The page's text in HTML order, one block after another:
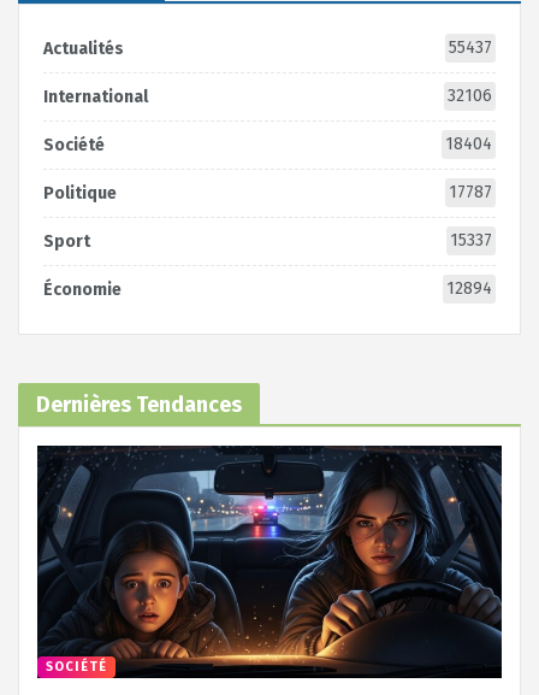
Actualités 55437
International 32106
Société 18404
Politique 17787
Sport 15337
Économie 12894
Dernières Tendances
SOCIÉTÉ